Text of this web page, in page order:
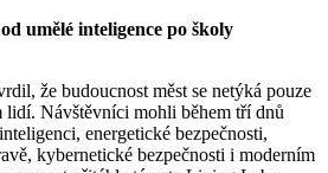
umělé inteligence po školy
že budoucnost měst se netýká pouze
lidí. Návštěvníci mohli během tří dnů
energetické bezpečnosti,
kybernetické bezpečnosti i moderním